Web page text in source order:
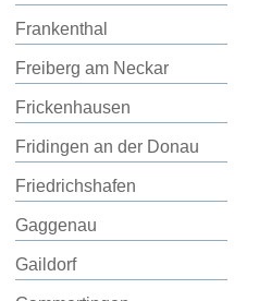
Frankenthal
Freiberg am Neckar
Frickenhausen
Fridingen an der Donau
Friedrichshafen
Gaggenau
Gaildorf